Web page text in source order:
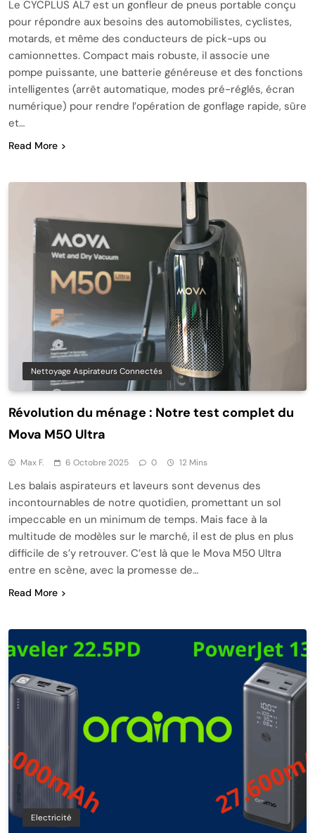
Le CYCPLUS AL7 est un gonfleur de pneus portable conçu
pour répondre aux besoins des automobilistes, cyclistes,
motards, et même des conducteurs de pick-ups ou
camionnettes. Compact mais robuste, il associe une
pompe puissante, une batterie généreuse et des fonctions
intelligentes (arrêt automatique, modes pré-réglés, écran
numérique) pour rendre l’opération de gonflage rapide, sûre
et…
Read More
Nettoyage Aspirateurs Connectés
Révolution du ménage : Notre test complet du
Mova M50 Ultra
Max F. 6 Octobre 2025 0 12 Mins
Les balais aspirateurs et laveurs sont devenus des
incontournables de notre quotidien, promettant un sol
impeccable en un minimum de temps. Mais face à la
multitude de modèles sur le marché, il est de plus en plus
difficile de s’y retrouver. C’est là que le Mova M50 Ultra
entre en scène, avec la promesse de…
Read More
Electricité